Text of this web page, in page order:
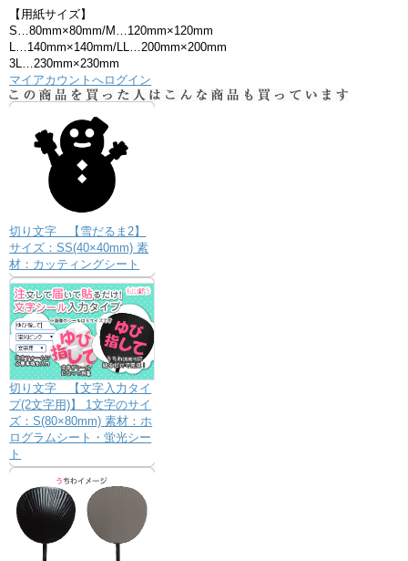
【用紙サイズ】
S…80mm×80mm/M…120mm×120mm
L…140mm×140mm/LL…200mm×200mm
3L…230mm×230mm
マイアカウントへログイン
切り文字 【雪だるま2】
サイズ：SS(40×40mm) 素
材：カッティングシート
切り文字 【文字入力タイ
プ(2文字用)】 1文字のサイ
ズ：S(80×80mm) 素材：ホ
ログラムシート・蛍光シー
ト